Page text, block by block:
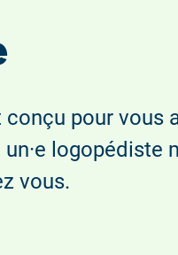
pour vous
logopédiste
vous.